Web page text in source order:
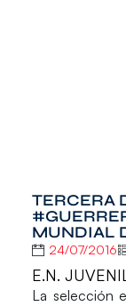
TERCERA
MUNDIAL
24/07/2016
E.N.
La selección